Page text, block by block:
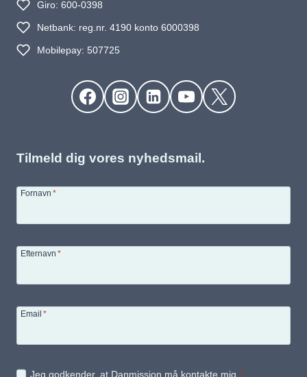
Giro: 600-0398
Netbank: reg.nr. 4190 konto 6000398
Mobilepay: 507725
Tilmeld dig vores nyhedsmail.
Fornavn *
Efternavn *
Email *
Jeg godkender, at Danmission må kontakte mig. *